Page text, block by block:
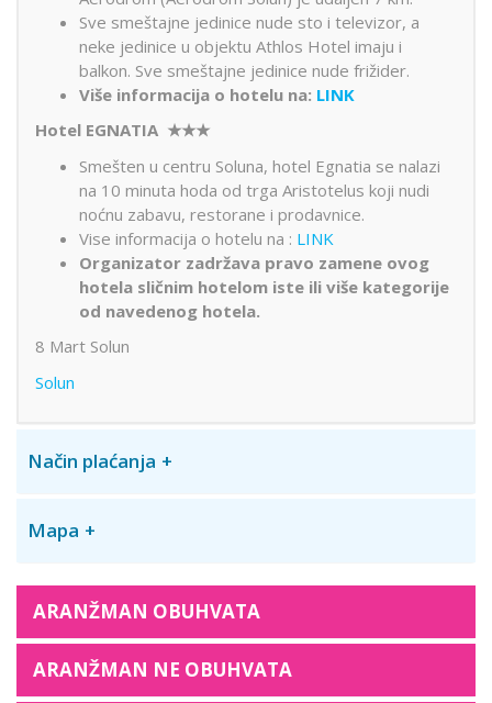
Sve smeštajne jedinice nude sto i televizor, a
neke jedinice u objektu Athlos Hotel imaju i
balkon. Sve smeštajne jedinice nude frižider.
Više informacija o hotelu na: LINK
Hotel EGNATIA ★★★
Smešten u centru Soluna, hotel Egnatia se nalazi
na 10 minuta hoda od trga Aristotelus koji nudi
noćnu zabavu, restorane i prodavnice.
Vise informacija o hotelu na : LINK
Organizator zadržava pravo zamene ovog
hotela sličnim hotelom iste ili više kategorije
od navedenog hotela.
8 Mart Solun
Solun
Način plaćanja
Mapa
ARANŽMAN OBUHVATA
ARANŽMAN NE OBUHVATA